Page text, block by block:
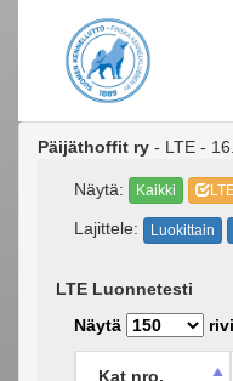
Päijäthoffit ry - LTE -
Näytä: Kaikki
Lajittele: Luokittain
LTE Luonnetesti
Näytä
Kat nro.